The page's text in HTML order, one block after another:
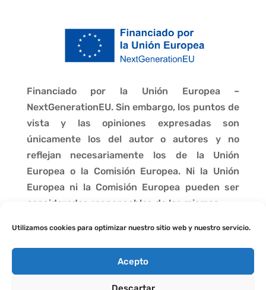
Utilizamos cookies para optimizar nuestro sitio web y nuestro servicio.
Acepto
Financiado por la Unión Europea –
NextGenerationEU. Sin embargo, los puntos de
vista y las opiniones expresadas son
únicamente los del autor o autores y no
reflejan necesariamente los de la Unión
Europea o la Comisión Europea. Ni la Unión
Europea ni la Comisión Europea pueden ser
consideradas responsables de las mismas.